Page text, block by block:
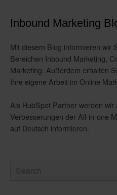
Inbound Marketing
Mit diesem Blog informieren wir
Bereichen Inbound Marketing,
Marketing. Außerdem erhalten
Ihre eigene Arbeit im Online
Als HubSpot Partner werden
Verbesserungen der All-in-one
auf Deutsch informieren.